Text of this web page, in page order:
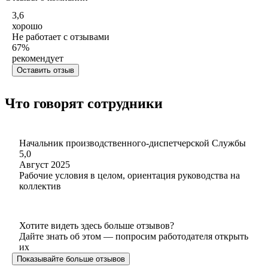
3,6
хорошо
Не работает с отзывами
67%
рекомендует
Оставить отзыв
Что говорят сотрудники
Начальник производственного-диспетчерской Службы
5,0
Август 2025
Рабочие условия в целом, ориентация руководства на
коллектив
Хотите видеть здесь больше отзывов?
Дайте знать об этом — попросим работодателя открыть
их
Показывайте больше отзывов